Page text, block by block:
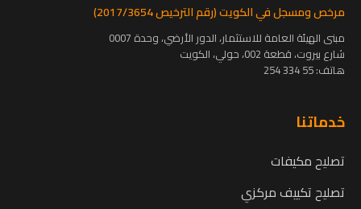
مرخص ومسجل في الكويت (رقم الترخيص 2017/3654)
مبنى الهيئة العامة للاستثمار، الدور الأرضي، وحدة 0007
شارع بيروت، قطعة 002، حولي، الكويت
هاتف:55 334 254
خدماتنا
تصليح مكيفات
تصليح تكييف مركزي